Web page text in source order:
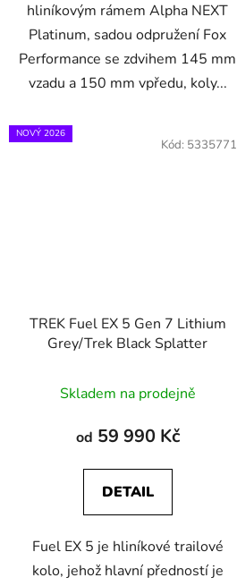
hliníkovým rámem Alpha NEXT
Platinum, sadou odpružení Fox
Performance se zdvihem 145 mm
vzadu a 150 mm vpředu, koly...
NOVÝ 2026
TREK Fuel EX 5 Gen 7 Lithium
Grey/Trek Black Splatter
Skladem na prodejně
od 59 990 Kč
DETAIL
Fuel EX 5 je hliníkové trailové
kolo, jehož hlavní předností je
Kód: 5335771